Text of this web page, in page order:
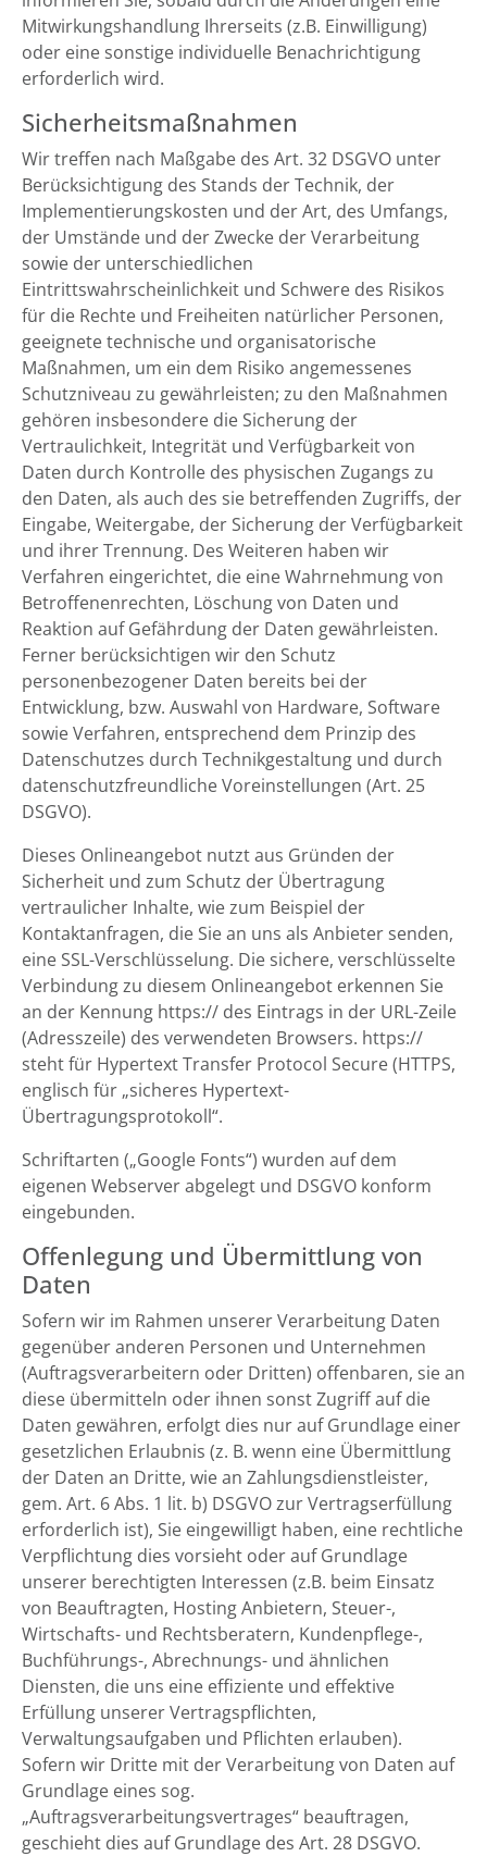
Mitwirkungshandlung Ihrerseits (z.B. Einwilligung)
oder eine sonstige individuelle Benachrichtigung
erforderlich wird.
Sicherheitsmaßnahmen
Wir treffen nach Maßgabe des Art. 32 DSGVO unter
Berücksichtigung des Stands der Technik, der
Implementierungskosten und der Art, des Umfangs,
der Umstände und der Zwecke der Verarbeitung
sowie der unterschiedlichen
Eintrittswahrscheinlichkeit und Schwere des Risikos
für die Rechte und Freiheiten natürlicher Personen,
geeignete technische und organisatorische
Maßnahmen, um ein dem Risiko angemessenes
Schutzniveau zu gewährleisten; zu den Maßnahmen
gehören insbesondere die Sicherung der
Vertraulichkeit, Integrität und Verfügbarkeit von
Daten durch Kontrolle des physischen Zugangs zu
den Daten, als auch des sie betreffenden Zugriffs, der
Eingabe, Weitergabe, der Sicherung der Verfügbarkeit
und ihrer Trennung. Des Weiteren haben wir
Verfahren eingerichtet, die eine Wahrnehmung von
Betroffenenrechten, Löschung von Daten und
Reaktion auf Gefährdung der Daten gewährleisten.
Ferner berücksichtigen wir den Schutz
personenbezogener Daten bereits bei der
Entwicklung, bzw. Auswahl von Hardware, Software
sowie Verfahren, entsprechend dem Prinzip des
Datenschutzes durch Technikgestaltung und durch
datenschutzfreundliche Voreinstellungen (Art. 25
DSGVO).
Dieses Onlineangebot nutzt aus Gründen der
Sicherheit und zum Schutz der Übertragung
vertraulicher Inhalte, wie zum Beispiel der
Kontaktanfragen, die Sie an uns als Anbieter senden,
eine SSL-Verschlüsselung. Die sichere, verschlüsselte
Verbindung zu diesem Onlineangebot erkennen Sie
an der Kennung https:// des Eintrags in der URL-Zeile
(Adresszeile) des verwendeten Browsers. https://
steht für Hypertext Transfer Protocol Secure (HTTPS,
englisch für „sicheres Hypertext-
Übertragungsprotokoll“.
Schriftarten („Google Fonts“) wurden auf dem
eigenen Webserver abgelegt und DSGVO konform
eingebunden.
Offenlegung und Übermittlung von
Daten
Sofern wir im Rahmen unserer Verarbeitung Daten
gegenüber anderen Personen und Unternehmen
(Auftragsverarbeitern oder Dritten) offenbaren, sie an
diese übermitteln oder ihnen sonst Zugriff auf die
Daten gewähren, erfolgt dies nur auf Grundlage einer
gesetzlichen Erlaubnis (z. B. wenn eine Übermittlung
der Daten an Dritte, wie an Zahlungsdienstleister,
gem. Art. 6 Abs. 1 lit. b) DSGVO zur Vertragserfüllung
erforderlich ist), Sie eingewilligt haben, eine rechtliche
Verpflichtung dies vorsieht oder auf Grundlage
unserer berechtigten Interessen (z.B. beim Einsatz
von Beauftragten, Hosting Anbietern, Steuer-,
Wirtschafts- und Rechtsberatern, Kundenpflege-,
Buchführungs-, Abrechnungs- und ähnlichen
Diensten, die uns eine effiziente und effektive
Erfüllung unserer Vertragspflichten,
Verwaltungsaufgaben und Pflichten erlauben).
Sofern wir Dritte mit der Verarbeitung von Daten auf
Grundlage eines sog.
„Auftragsverarbeitungsvertrages“ beauftragen,
geschieht dies auf Grundlage des Art. 28 DSGVO.